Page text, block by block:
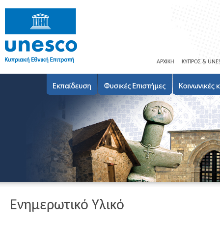
ΑΡΧΙΚΗ ΚΥΠΡΟΣ &
Ενημερωτικό Υλικό